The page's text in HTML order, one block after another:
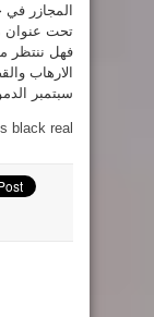
المجازر
تحت عنوان
فهل ننتظر
سبتمبر
black real